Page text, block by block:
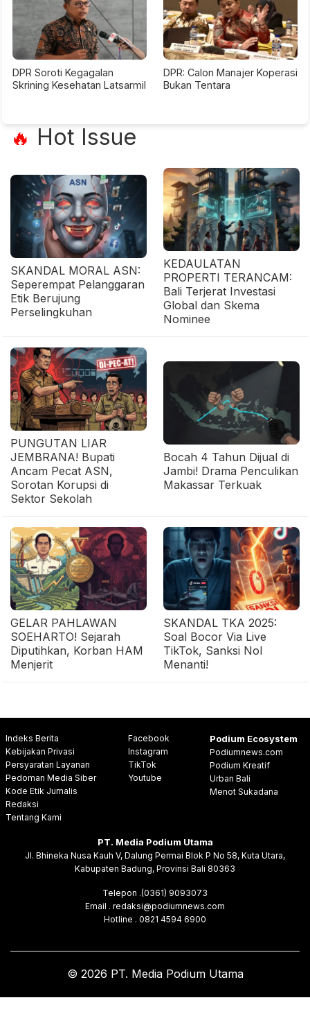
DPR Soroti Kegagalan
Skrining Kesehatan Latsarmil
DPR: Calon Manajer Koperasi
Bukan Tentara
🔥 Hot Issue
SKANDAL MORAL ASN:
Seperempat Pelanggaran
Etik Berujung
Perselingkuhan
KEDAULATAN
PROPERTI TERANCAM:
Bali Terjerat Investasi
Global dan Skema
Nominee
PUNGUTAN LIAR
JEMBRANA! Bupati
Ancam Pecat ASN,
Sorotan Korupsi di
Sektor Sekolah
Bocah 4 Tahun Dijual di
Jambi! Drama Penculikan
Makassar Terkuak
GELAR PAHLAWAN
SOEHARTO! Sejarah
Diputihkan, Korban HAM
Menjerit
SKANDAL TKA 2025:
Soal Bocor Via Live
TikTok, Sanksi Nol
Menanti!
Indeks Berita
Kebijakan Privasi
Persyaratan Layanan
Pedoman Media Siber
Kode Etik Jurnalis
Redaksi
Tentang Kami
Facebook
Instagram
TikTok
Youtube
Podium Ecosystem
Podiumnews.com
Podium Kreatif
Urban Bali
Menot Sukadana
PT. Media Podium Utama
Jl. Bhineka Nusa Kauh V, Dalung Permai Blok P No 58, Kuta Utara,
Kabupaten Badung, Provinsi Bali 80363
Telepon .(0361) 9093073
Email . redaksi@podiumnews.com
Hotline . 0821 4594 6900
© 2026 PT. Media Podium Utama